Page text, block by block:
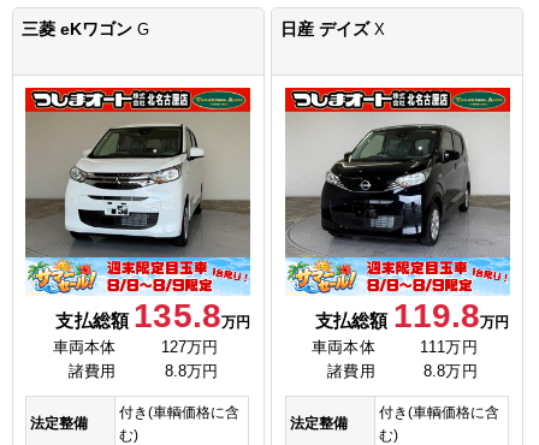
三菱 eKワゴン G
支払総額 135.8万円
車両本体
127万円
諸費用
8.8万円
法定整備
付き(車輌価格に含
む)
日産 デイズX
支払総額 119.8万円
車両本体
111万円
諸費用
8.8万円
法定整備
付き(車輌価格に含
む)